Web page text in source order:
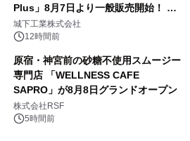
Plus」8月7日より一般販売開始！ ケ
ーブル1本つなぐだけ、テレビの音が
ぐっと豊かに
城下工業株式会社
12時間前
原宿・神宮前の砂糖不使用スムージー
専門店 「WELLNESS CAFE
SAPRO」が8月8日グランドオープン
株式会社RSF
5時間前